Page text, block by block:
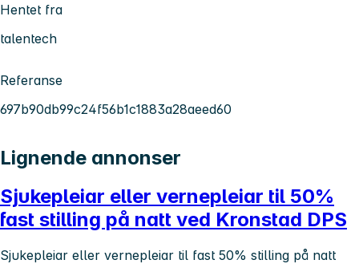
Hentet fra
talentech
Referanse
697b90db99c24f56b1c1883a28aeed60
Lignende annonser
Sjukepleiar eller vernepleiar til 50%
fast stilling på natt ved Kronstad DPS
Sjukepleiar eller vernepleiar til fast 50% stilling på natt